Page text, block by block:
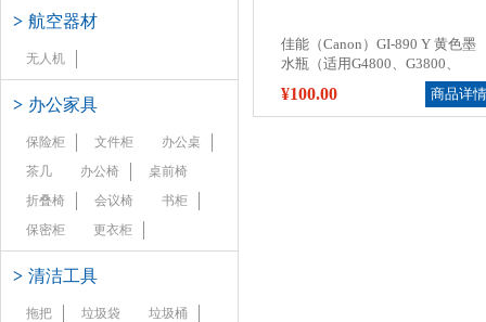
> 航空器材
无人机
> 办公家具
保险柜 文件柜
办公桌
茶几
办公椅
桌前椅
折叠椅
会议椅
书柜
保密柜
更衣柜
> 清洁工具
拖把 垃圾袋
垃圾桶
佳能（Canon）GI-890 Y 黄色墨
水瓶（适用G4800、G3800、
¥100.00 商品详情